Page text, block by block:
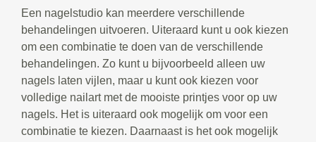
Een nagelstudio kan meerdere verschillende
behandelingen uitvoeren. Uiteraard kunt u ook kiezen
om een combinatie te doen van de verschillende
behandelingen. Zo kunt u bijvoorbeeld alleen uw
nagels laten vijlen, maar u kunt ook kiezen voor
volledige nailart met de mooiste printjes voor op uw
nagels. Het is uiteraard ook mogelijk om voor een
combinatie te kiezen. Daarnaast is het ook mogelijk